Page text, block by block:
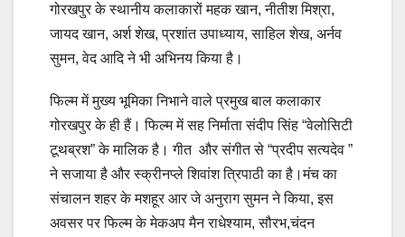
गोरखपुर के स्थानीय कलाकारों महक खान, नीतीश मिश्रा,
जायद खान, अर्श शेख, प्रशांत उपाध्याय, साहिल शेख, अर्नव
सुमन, वेद आदि ने भी अभिनय किया है।
फिल्म में मुख्य भूमिका निभाने वाले प्रमुख बाल कलाकार
गोरखपुर के ही हैं। फिल्म में सह निर्माता संदीप सिंह “वेलोसिटी
टूथब्रश” के मालिक है। गीत और संगीत से “प्रदीप सत्यदेव ”
ने सजाया है और स्क्रीनप्ले शिवांश त्रिपाठी का है।मंच का
संचालन शहर के मशहूर आर जे अनुराग सुमन ने किया, इस
अवसर पर फिल्म के मेकअप मैन राधेश्याम, सौरभ,चंदन